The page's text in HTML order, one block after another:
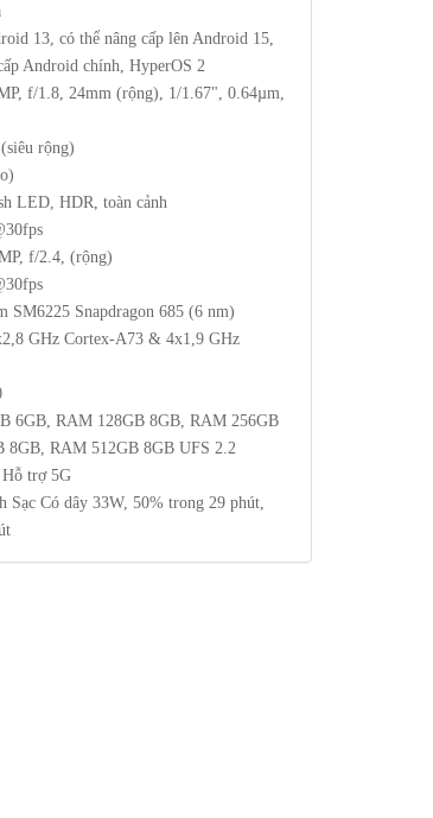
13, có thể nâng cấp lên Android 15,
Android chính, HyperOS 2
f/1.8, 24mm (rộng), 1/1.67", 0.64µm,
rộng)
LED, HDR, toàn cảnh
f/2.4, (rộng)
SM6225 Snapdragon 685 (6 nm)
GHz Cortex-A73 & 4x1,9 GHz
6GB, RAM 128GB 8GB, RAM 256GB
8GB, RAM 512GB 8GB UFS 2.2
trợ 5G
Sạc Có dây 33W, 50% trong 29 phút,